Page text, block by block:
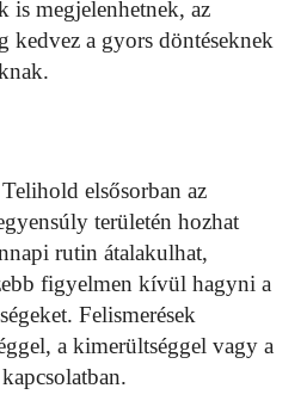
is megjelenhetnek, az
kedvez a gyors döntéseknek
elsősorban az
területén hozhat
rutin átalakulhat,
figyelmen kívül hagyni a
Felismerések
a kimerültséggel vagy a